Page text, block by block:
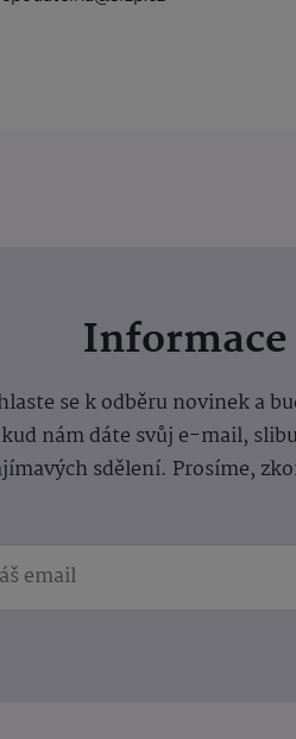
Informace
se k odběru novinek a
nám dáte svůj e-mail,
sdělení. Prosíme,